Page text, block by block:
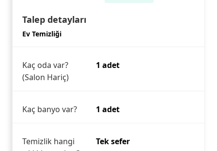
Talep detayları
Ev Temizliği
Kaç oda var?
(Salon Hariç)
1 adet
Kaç banyo var? 1 adet
Temizlik hangi
Tek sefer